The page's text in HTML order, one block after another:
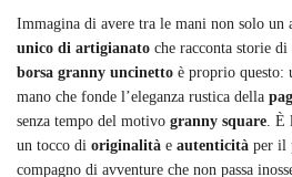
Immagina di avere tra le mani non solo un
unico di artigianato che racconta storie
borsa granny uncinetto è proprio questo:
mano che fonde l’eleganza rustica della
senza tempo del motivo granny square. È
un tocco di originalità e autenticità per il
compagno di avventure che non passa